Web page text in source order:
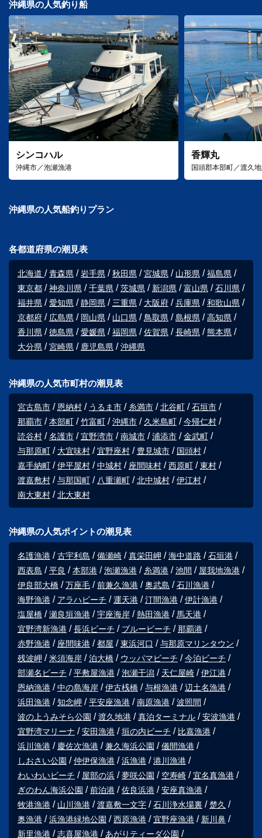
沖縄県の人気釣り船
シンコハル
沖縄市／泡瀬漁港
香輝丸
国頭郡本部町／渡久
沖縄県の人気船釣りプラン
各都道府県の潮見表
北海道 青森県 岩手県 秋田県 宮城県 山形県
福島県
東京都
神奈川県 千葉県 茨城県 新潟県 富山県
石川県
福井県
愛知県 静岡県 三重県 大阪府 兵庫県
和歌山県
京都府
広島県 岡山県 山口県 鳥取県 島根県
高知県
香川県
徳島県 愛媛県 福岡県 佐賀県 長崎県
熊本県
大分県
宮崎県 鹿児島県 沖縄県
沖縄県の人気市町村の潮見表
宮古島市 恩納村 うるま市 糸満市 北谷町
石垣市
那覇市
本部町 竹富町 沖縄市 久米島町
今帰仁村
読谷村
名護市 宜野湾市 南城市 浦添市
金武町
与那原町
大宜味村 宜野座村 豊見城市
国頭村
嘉手納町
伊平屋村 中城村 座間味村 西原町
東村
渡嘉敷村
与那国町 八重瀬町 北中城村
伊江村
南大東村
北大東村
沖縄県の人気ポイントの潮見表
名護漁港 古宇利島 備瀬崎 真栄田岬 海中道路
石垣港
西表島
平良 本部港 泡瀬漁港 糸満港 池間
屋我地漁港
伊良部大橋
万座毛 前兼久漁港 奥武島
石川漁港
海野漁港
アラハビーチ 運天港 汀間漁港
伊計漁港
塩屋橋
瀬良垣漁港 宇座海岸 熱田漁港
馬天港
宜野湾新漁港
長浜ビーチ ブルービーチ
那覇港
赤野漁港
座間味港 都屋 東浜河口
与那原マリンタウン
残波岬
米須海岸 泊大橋 ウッパマビーチ
今泊ビーチ
部瀬名ビーチ
平敷屋漁港 泡瀬干潟 天仁屋崎
伊江港
恩納漁港
中の島海岸 伊古桟橋 与根漁港
辺土名漁港
浜田漁港
知念岬 平安座漁港 南原漁港
波照間
波の上うみそら公園
渡久地港 真泊ターミナル
安波漁港
宜野湾マリーナ
安田漁港 垣の内ビーチ
比嘉漁港
浜川漁港
慶佐次漁港 兼久海浜公園
儀間漁港
しおさい公園
仲伊保漁港 浜漁港
港川漁港
わいわいビーチ
屋部の浜 夢咲公園 空寿崎
宜名真漁港
ぎのわん海浜公園
前泊港 佐良浜港
安座真漁港
牧港漁港
山川漁港 渡嘉敷一文字 石川浄水場裏
楚久
奥漁港
浜漁港緑地公園 西原漁港 宜野座漁港
新川鼻
新里漁港
志喜屋漁港 あがりティーダ公園